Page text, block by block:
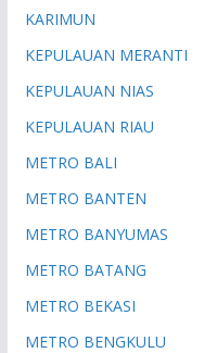
KARIMUN
KEPULAUAN MERANTI
KEPULAUAN NIAS
KEPULAUAN RIAU
METRO BALI
METRO BANTEN
METRO BANYUMAS
METRO BATANG
METRO BEKASI
METRO BENGKULU